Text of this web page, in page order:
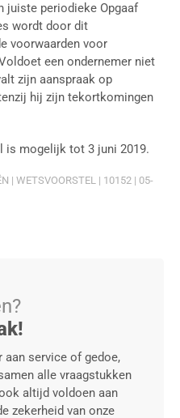
juiste periodieke Opgaaf
wordt door dit
voorwaarden voor
een ondernemer niet
zijn aanspraak op
hij zijn tekortkomingen
is mogelijk tot 3 juni 2019.
| WETSVOORSTEL | 10152 | 05-
aan service of gedoe,
alle vraagstukken
altijd voldoen aan
zekerheid van onze